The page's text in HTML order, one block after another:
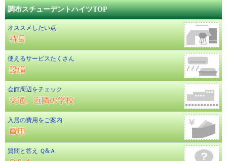
調布スチューデントハイツTOP
オススメしたい点
使えるサービスたくさん
会館周辺をチェック
入居の費用をご案内
質問と答え Ｑ&Ａ